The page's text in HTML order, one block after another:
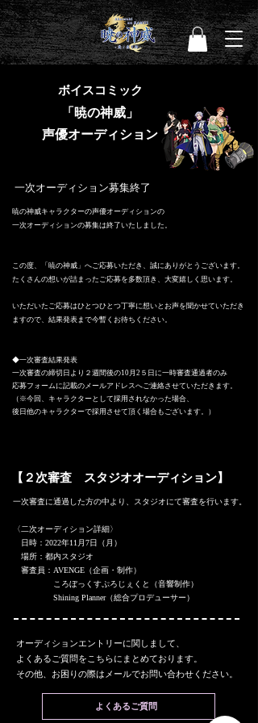
一次オーディション募集終了
ボイスコミック
「暁の神威」
声優オーディション
暁の神威キャラクターの声優オーディションの
一次オーディションの募集は終了いたしました。
​この度、「暁の神威」へご応募いただき、誠にありがとうございます。
たくさんの想いが詰まったご応募を多数頂き、大変嬉しく思います。
いただいたご応募はひとつひとつ丁寧に想いとお声を聞かせていただき
ますので、結果発表まで今暫くお待ちください。
◆一次審査結果発表
一次審査の締切日より２週間後の10月2５日に一時審査通過者のみ
応募フォームに記載のメールアドレスへご連絡させていただきます。
（ ※今回、キャラクターとして採用されなかった場合、
後日他のキャラクターで採用させて頂く場合もございます。）
【２次審査 スタジオオーディション】
一次審査に通過した方の中より、スタジオにて審査を行います。
〈二次オーディション詳細〉
日時：2022年11月7日（月）
場所：都内スタジオ
審査員：AVENGE（企画・制作）
ころぼっくすぷろじぇくと（音響制作）
Shining Planner（総合プロデューサー）
オーディションエントリーに関しまして、
よくあるご質問をこちらにまとめております。
その他、お困りの際はメールでお問い合わせください。
よくあるご質問